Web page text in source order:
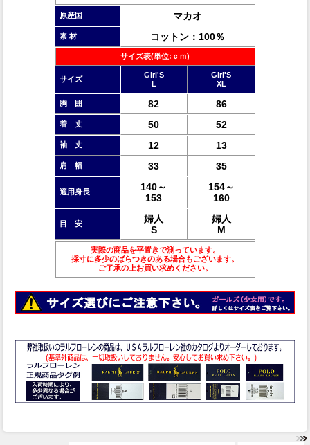
原産国 マカオ
素 材 コットン：100％
サイズ表(単位:ｃｍ)
サイズ
Girl'S
L
Girl'S
XL
胸 囲 82 86
着 丈 50 52
袖 丈 12 13
肩 幅 33 35
適用身長
140～
153
154～
160
目 安
婦人
S
婦人
M
実際の商品を平置きで測っています。
採寸に多少のばらつきのある場合もございます。
ご了承の上お買い求めください。